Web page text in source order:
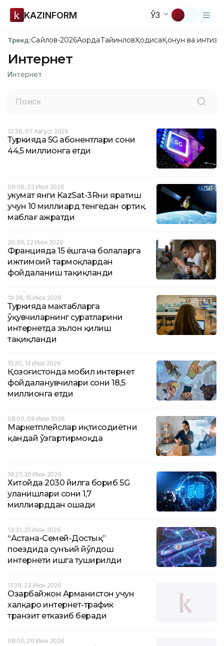
KAZINFORM ЎЗ
Тренд:Сайлов-2026АқордаТайинловҲодисаҚонун ва
Интернет
Интернет
12:38, 07 Август 2026
Туркияда 5G абонентлари сони
44,5 миллионга етди
09:08, 23 Июл 2026
Ҳукумат янги KazSat-3Rни яратиш
учун 10 миллиард тенгедан ортиқ
маблағ ажратди
20:39, 22 Июл 2026
Францияда 15 ёшгача болаларга
ижтимоий тармоқлардан
фойдаланиш тақиқланди
19:38, 15 Июл 2026
Туркияда мактабларга
ўқувчиларнинг суратларини
интернетда эълон қилиш
тақиқланди
15:20, 14 Июл 2026
Қозоғистонда мобил интернет
фойдаланувчилари сони 18,5
миллионга етди
08:00, 09 Июл 2026
Маркетплейслар иқтисодиётни
қандай ўзгартирмоқда
18:27, 25 Июн 2026
Хитойда 2030 йилга бориб 5G
уланишлари сони 1,7
миллиарддан ошади
13:31, 25 Июн 2026
“Астана-Семей-Достық”
поездида сунъий йўлдош
интернети ишга туширилди
11:39, 23 Июн 2026
Озарбайжон Арманистон учун
халқаро интернет-трафик
транзит етказиб беради
08:00, 20 Июн 2026